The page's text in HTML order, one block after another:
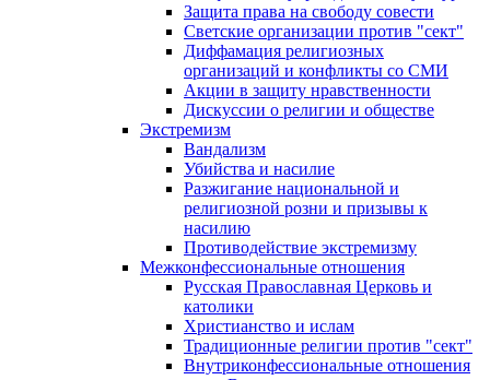
Защита права на свободу совести
Светские организации против "сект"
Диффамация религиозных
организаций и конфликты со СМИ
Акции в защиту нравственности
Дискуссии о религии и обществе
Экстремизм
Вандализм
Убийства и насилие
Разжигание национальной и
религиозной розни и призывы к
насилию
Противодействие экстремизму
Межконфессиональные отношения
Русская Православная Церковь и
католики
Христианство и ислам
Традиционные религии против "сект"
Внутриконфессиональные отношения